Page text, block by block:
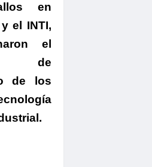
en
el INTI,
el
de
de los